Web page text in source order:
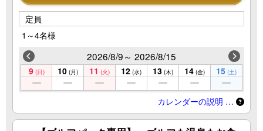
定員
1～4名様
2026/8/9～ 2026/8/15
9 (日) 10 (月) 11 (火) 12 (水) 13 (木) 14 (金) 15 (土)
カレンダーの説明 …